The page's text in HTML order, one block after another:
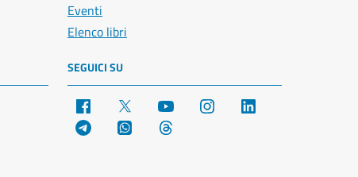
Eventi
Elenco libri
SEGUICI SU
Facebook YouTube Instagram
Telegram WhatsApp